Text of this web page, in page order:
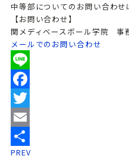
中等部についてのお問い合わせ
【お問い合わせ】
関メディベースボール学院 事
メールでのお問い合わせ
Line
Facebook
Twitter
Email
共
PREV